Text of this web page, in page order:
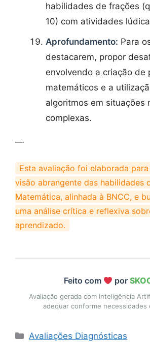
habilidades de frações
10) com atividades
Aprofundamento: Para
destacarem, propor
envolvendo a criação de
matemáticos e a
algoritmos em situações
complexas.
—
Esta avaliação foi elaborada
visão abrangente das habilidades
Matemática, alinhada à BNCC, e
uma análise crítica e reflexiva
aprendizado.
Feito com por
Avaliação gerada com Inteligência
adequar conforme necessidades
Categorias
Avaliações Diagnósticas